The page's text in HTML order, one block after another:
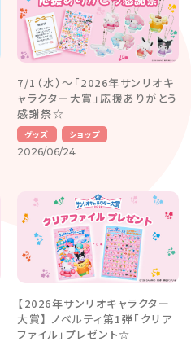
7/1（水）〜「2026年サンリオキ
ャラクター大賞」応援ありがとう
感謝祭☆
グッズ
ショップ
2026/06/24
【2026年サンリオキャラクター
大賞】 ノベルティ第1弾「クリア
ファイル」プレゼント☆